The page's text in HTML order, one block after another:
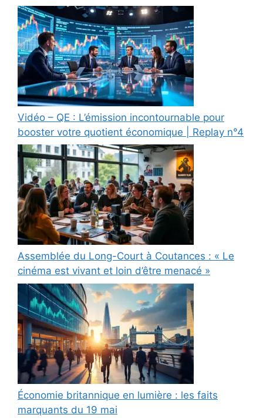
Vidéo – QE : L’émission incontournable pour
booster votre quotient économique | Replay n°4
Assemblée du Long-Court à Coutances : « Le
cinéma est vivant et loin d’être menacé »
Économie britannique en lumière : les faits
marquants du 19 mai